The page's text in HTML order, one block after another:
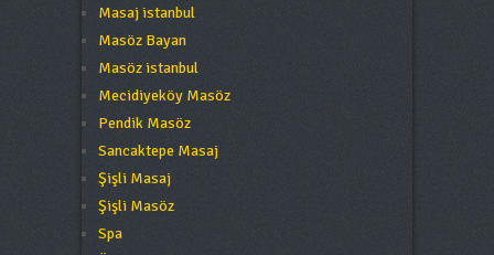
Masaj istanbul
Masöz Bayan
Masöz istanbul
Mecidiyeköy Masöz
Pendik Masöz
Sancaktepe Masaj
Şişli Masaj
Şişli Masöz
Spa